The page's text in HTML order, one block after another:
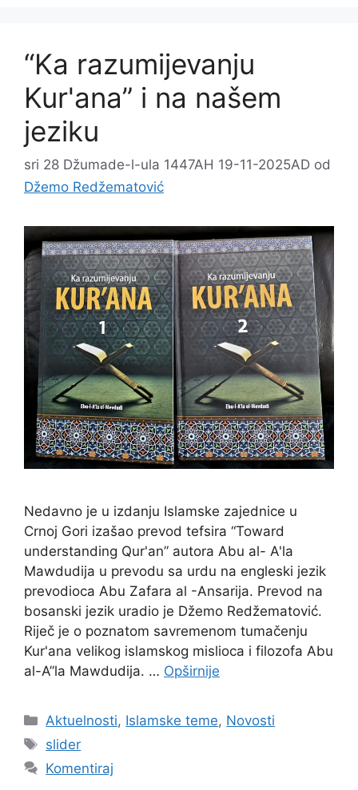
“Ka razumijevanju
Kur'ana” i na našem
jeziku
sri 28 Džumade-l-ula 1447AH 19-11-2025AD od
Džemo Redžematović
Nedavno je u izdanju Islamske zajednice u
Crnoj Gori izašao prevod tefsira “Toward
understanding Qur'an” autora Abu al- A'la
Mawdudija u prevodu sa urdu na engleski jezik
prevodioca Abu Zafara al -Ansarija. Prevod na
bosanski jezik uradio je Džemo Redžematović.
Riječ je o poznatom savremenom tumačenju
Kur'ana velikog islamskog mislioca i filozofa Abu
al-A”la Mawdudija. … Opširnije
Kategorije
Aktuelnosti, Islamske teme, Novosti
Oznake
slider
Komentiraj